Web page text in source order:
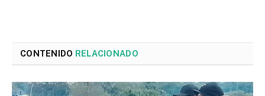
CONTENIDO RELACIONADO